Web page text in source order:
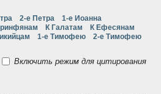
2-е Петра
1-е Иоанна
К Галатам
К Ефесянам
1-е Тимофею
2-е Тимофею
Включить режим для цитирования